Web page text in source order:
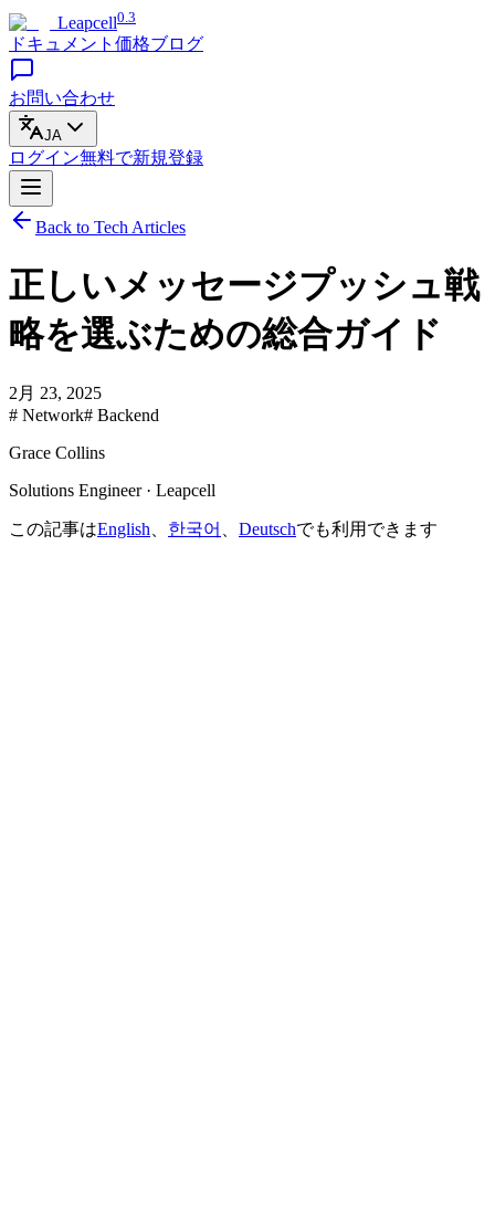
Leapcell0.3
ドキュメント 価格ブログ
お問い合わせ
JA
ログイン無料で新規登録
Back to Tech Articles
正しいメッセージプッシュ戦
略を選ぶための総合ガイド
2月 23, 2025
# Network# Backend
Grace Collins
Solutions Engineer · Leapcell
この記事はEnglish 한국어 Deutschでも利用できます